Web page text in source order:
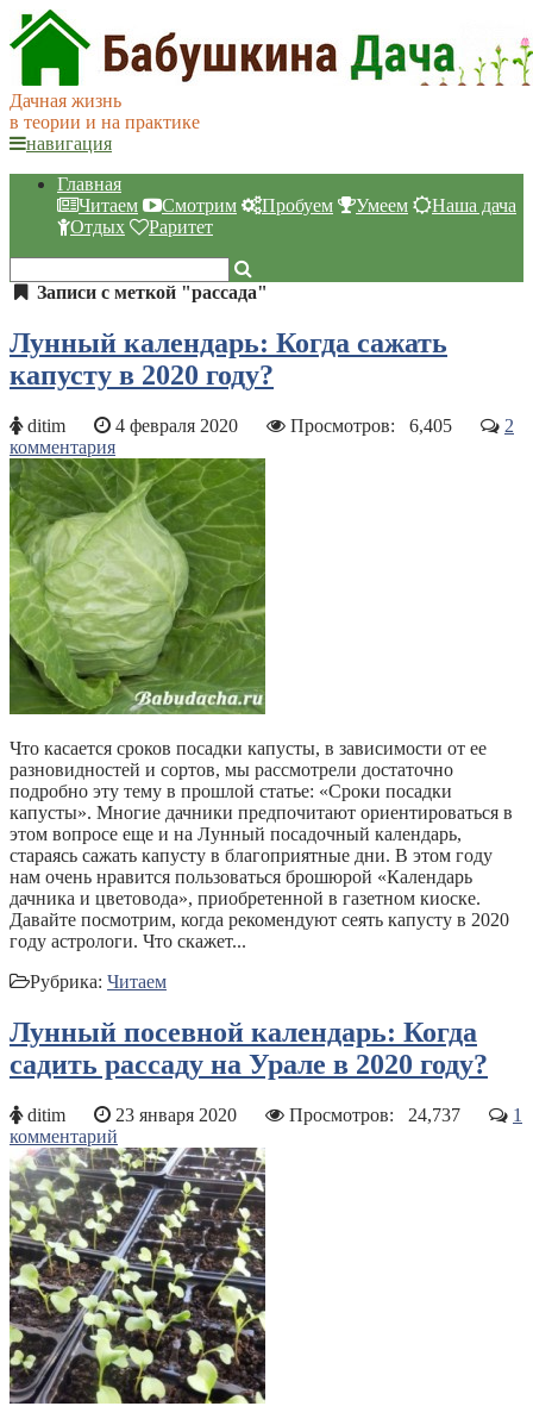
Дачная жизнь
в теории и на практике
навигация
Главная
Читаем
Смотрим Пробуем Умеем
Наша дача
Отдых
Раритет
Записи с меткой "рассада"
Лунный календарь: Когда сажать
капусту в 2020 году?
ditim 4 февраля 2020 Просмотров: 6,405
2
комментария
Что касается сроков посадки капусты, в зависимости от ее
разновидностей и сортов, мы рассмотрели достаточно
подробно эту тему в прошлой статье: «Сроки посадки
капусты». Многие дачники предпочитают ориентироваться в
этом вопросе еще и на Лунный посадочный календарь,
стараясь сажать капусту в благоприятные дни. В этом году
нам очень нравится пользоваться брошюрой «Календарь
дачника и цветовода», приобретенной в газетном киоске.
Давайте посмотрим, когда рекомендуют сеять капусту в 2020
году астрологи. Что скажет...
Рубрика: Читаем
Лунный посевной календарь: Когда
садить рассаду на Урале в 2020 году?
ditim 23 января 2020 Просмотров: 24,737
1
комментарий